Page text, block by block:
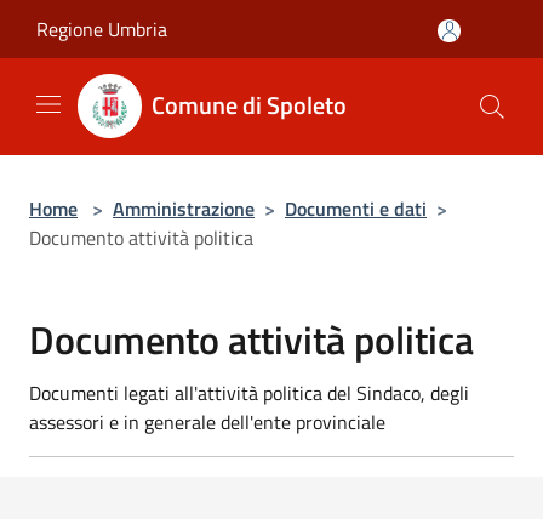
Regione Umbria
Comune di Spoleto
Home > Amministrazione > Documenti e dati >
Documento attività politica
Documento attività politica
Documenti legati all'attività politica del Sindaco, degli
assessori e in generale dell'ente provinciale